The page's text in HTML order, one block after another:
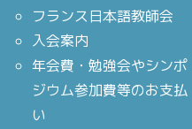
フランス日本語教師会
入会案内
年会費・勉強会やシンポ
ジウム参加費等のお支払
い